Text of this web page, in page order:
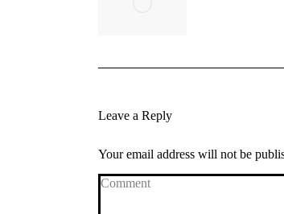
Leave a Reply
Your email address will not be
Comment